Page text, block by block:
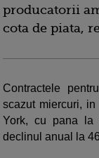
producatorii
cota de piata,
Contractele
scazut miercuri,
York, cu pana la
declinul anual la